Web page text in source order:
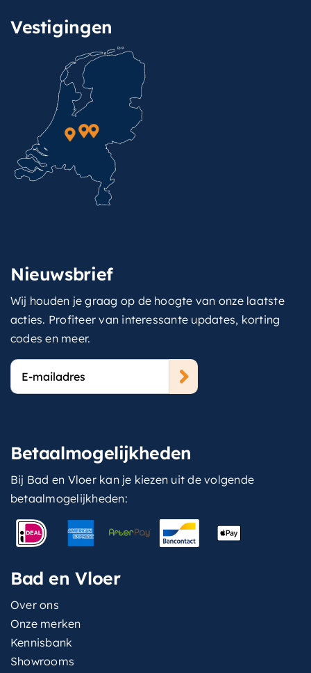
Vestigingen
Nieuwsbrief
Wij houden je graag op de hoogte van onze laatste
acties. Profiteer van interessante updates, korting
codes en meer.
E-
mailadres
Betaalmogelijkheden
Bij Bad en Vloer kan je kiezen uit de volgende
betaalmogelijkheden:
Bad en Vloer
Over ons
Onze merken
Kennisbank
Showrooms